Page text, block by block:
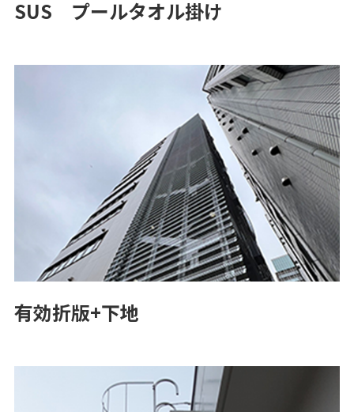
SUS プールタオル掛け
有効折版+下地